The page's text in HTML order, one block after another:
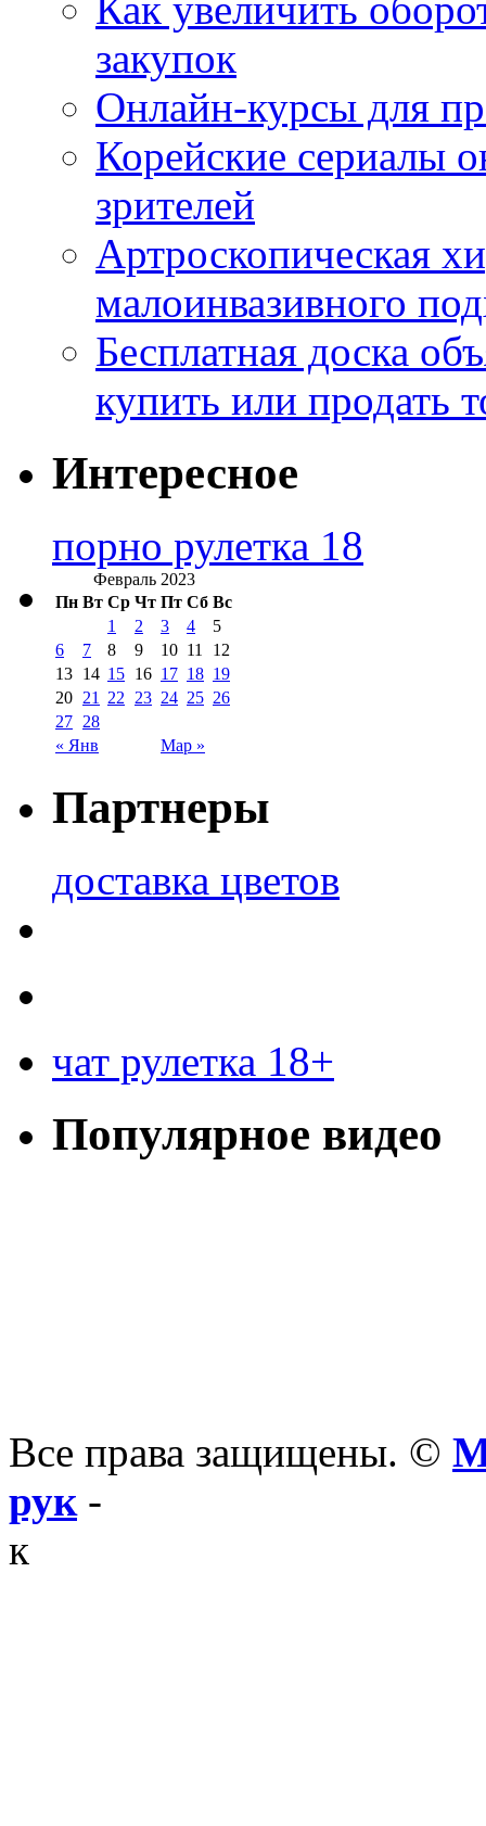
Как увеличить
закупок
Онлайн-курсы для
Корейские сериалы
зрителей
Артроскопическая
малоинвазивного
Бесплатная доска
купить или продать
Интересное
порно рулетка 18
Февраль 2023
Пн Вт Ср Чт Пт Сб Вс
« Янв Мар »
1 2 3 4
5
6
7 8 9 10 11
12
13 14 15 16 17 18 19
20 21 22 23 24 25 26
27 28
Партнеры
доставка цветов
чат рулетка 18+
Популярное видео
Все права защищены. ©
рук-
к